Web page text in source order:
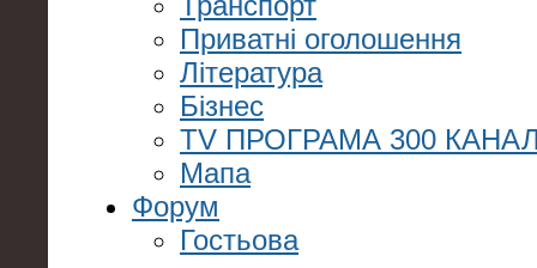
Приватні оголошення
Література
Бізнес
TV ПРОГРАМА 300
Мапа
Форум
Гостьова